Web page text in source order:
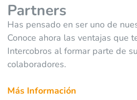
Partners
Has pensado en ser uno de
Conoce ahora las ventajas que
Intercobros al formar parte de
colaboradores.
Más Información